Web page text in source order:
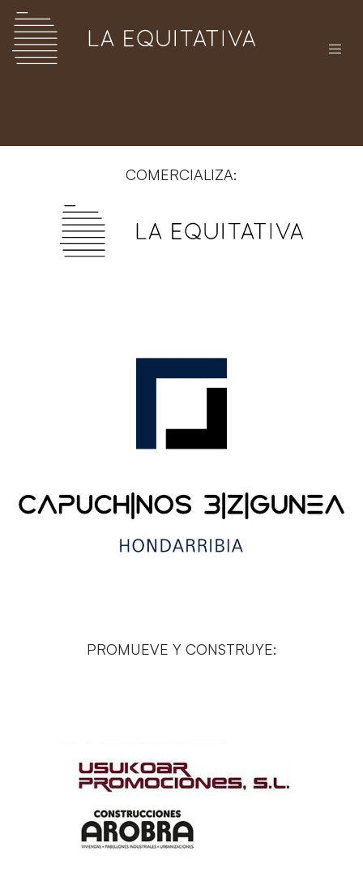
COMERCIALIZA:
PROMUEVE Y CONSTRUYE: